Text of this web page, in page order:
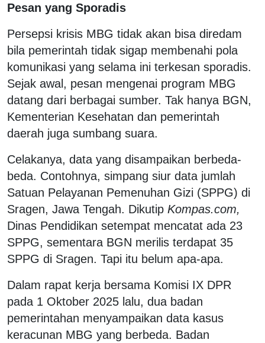
Pesan yang Sporadis
Persepsi krisis MBG tidak akan bisa diredam
bila pemerintah tidak sigap membenahi pola
komunikasi yang selama ini terkesan sporadis.
Sejak awal, pesan mengenai program MBG
datang dari berbagai sumber. Tak hanya BGN,
Kementerian Kesehatan dan pemerintah
daerah juga sumbang suara.
Celakanya, data yang disampaikan berbeda-
beda. Contohnya, simpang siur data jumlah
Satuan Pelayanan Pemenuhan Gizi (SPPG) di
Sragen, Jawa Tengah. Dikutip Kompas.com,
Dinas Pendidikan setempat mencatat ada 23
SPPG, sementara BGN merilis terdapat 35
SPPG di Sragen. Tapi itu belum apa-apa.
Dalam rapat kerja bersama Komisi IX DPR
pada 1 Oktober 2025 lalu, dua badan
pemerintahan menyampaikan data kasus
keracunan MBG yang berbeda. Badan